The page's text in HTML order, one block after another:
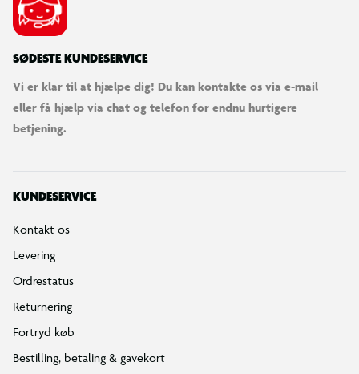
SØDESTE KUNDESERVICE
Vi er klar til at hjælpe dig! Du kan kontakte os via e-mail
eller få hjælp via chat og telefon for endnu hurtigere
betjening.
KUNDESERVICE
Kontakt os
Levering
Ordrestatus
Returnering
Fortryd køb
Bestilling, betaling & gavekort